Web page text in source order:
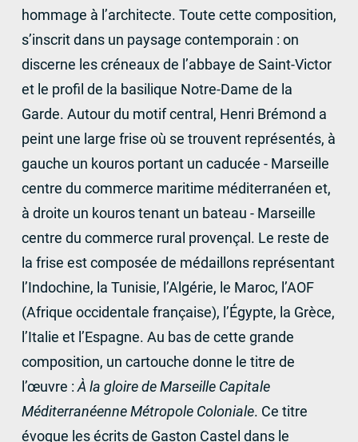
hommage à l’architecte. Toute cette composition,
s’inscrit dans un paysage contemporain : on
discerne les créneaux de l’abbaye de Saint-Victor
et le profil de la basilique Notre-Dame de la
Garde. Autour du motif central, Henri Brémond a
peint une large frise où se trouvent représentés, à
gauche un kouros portant un caducée - Marseille
centre du commerce maritime méditerranéen et,
à droite un kouros tenant un bateau - Marseille
centre du commerce rural provençal. Le reste de
la frise est composée de médaillons représentant
l’Indochine, la Tunisie, l’Algérie, le Maroc, l’AOF
(Afrique occidentale française), l’Égypte, la Grèce,
l’Italie et l’Espagne. Au bas de cette grande
composition, un cartouche donne le titre de
l’œuvre : À la gloire de Marseille Capitale
Méditerranéenne Métropole Coloniale. Ce titre
évoque les écrits de Gaston Castel dans le